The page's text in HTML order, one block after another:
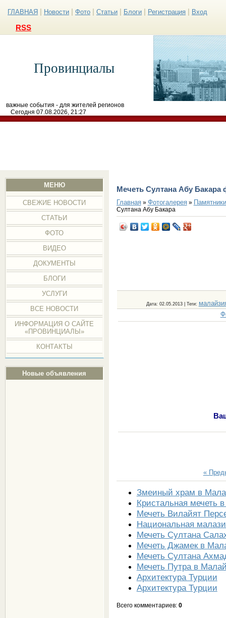
ГЛАВНАЯ Новости Фото Статьи Блоги Регистрация Вход
RSS
Провинциалы
важные события - для жителей регионов
Сегодня 07.08.2026, 21:27
МЕНЮ
СВЕЖИЕ НОВОСТИ
СТАТЬИ
ФОТО
ВИДЕО
ДОКУМЕНТЫ
БЛОГИ
УСЛУГИ
ВСЕ НОВОСТИ
ИНФОРМАЦИЯ О САЙТЕ
«ПРОВИНЦИАЛЫ»
КОНТАКТЫ
Новые объявления
Мечеть Султана Абу Бакара
Главная» Фотогалерея»
Султана Абу Бакара
Дата: 02.05.2013 | Теги:
«
Змеиный храм в
Кристальная мечеть
Мечеть Вилайят
Национальная
Мечеть Султана
Мечеть Джамек в
Мечеть Султана
Мечеть Путра в
Архитектура Турции
Архитектура Турции
Всего комментариев: 0